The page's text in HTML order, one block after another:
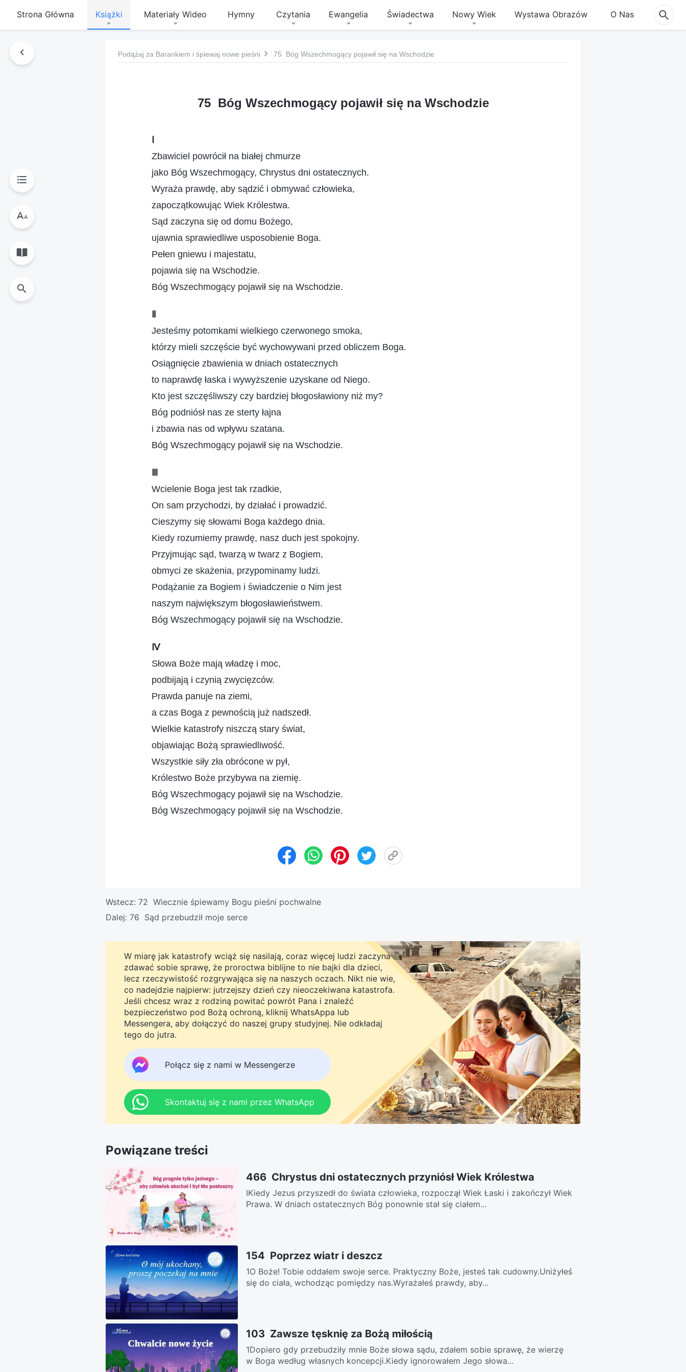
Strona Główna Książki Materiały Wideo Hymny Czytania Ewangelia Świadectwa Nowy Wiek Wystawa Obrazów O Nas
Podążaj za Barankiem i śpiewaj nowe pieśni 75 Bóg Wszechmogący pojawił się na Wschodzie
75 Bóg Wszechmogący pojawił się na Wschodzie
Zbawiciel powrócił na białej chmurze
jako Bóg Wszechmogący, Chrystus dni ostatecznych.
Wyraża prawdę, aby sądzić i obmywać człowieka,
zapoczątkowując Wiek Królestwa.
Sąd zaczyna się od domu Bożego,
ujawnia sprawiedliwe usposobienie Boga.
Pełen gniewu i majestatu,
pojawia się na Wschodzie.
Bóg Wszechmogący pojawił się na Wschodzie.
Jesteśmy potomkami wielkiego czerwonego smoka,
którzy mieli szczęście być wychowywani przed obliczem Boga.
Osiągnięcie zbawienia w dniach ostatecznych
to naprawdę łaska i wywyższenie uzyskane od Niego.
Kto jest szczęśliwszy czy bardziej błogosławiony niż my?
Bóg podniósł nas ze sterty łajna
i zbawia nas od wpływu szatana.
Bóg Wszechmogący pojawił się na Wschodzie.
Wcielenie Boga jest tak rzadkie,
On sam przychodzi, by działać i prowadzić.
Cieszymy się słowami Boga każdego dnia.
Kiedy rozumiemy prawdę, nasz duch jest spokojny.
Przyjmując sąd, twarzą w twarz z Bogiem,
obmyci ze skażenia, przypominamy ludzi.
Podążanie za Bogiem i świadczenie o Nim jest
naszym największym błogosławieństwem.
Bóg Wszechmogący pojawił się na Wschodzie.
Ⅳ
Słowa Boże mają władzę i moc,
podbijają i czynią zwycięzców.
Prawda panuje na ziemi,
a czas Boga z pewnością już nadszedł.
Wielkie katastrofy niszczą stary świat,
objawiając Bożą sprawiedliwość.
Wszystkie siły zła obrócone w pył,
Królestwo Boże przybywa na ziemię.
Bóg Wszechmogący pojawił się na Wschodzie.
Bóg Wszechmogący pojawił się na Wschodzie.
Wstecz: 72 Wiecznie śpiewamy Bogu pieśni pochwalne
Dalej: 76 Sąd przebudził moje serce
W miarę jak katastrofy wciąż się nasilają, coraz więcej ludzi zaczyna
zdawać sobie sprawę, że proroctwa biblijne to nie bajki dla dzieci,
lecz rzeczywistość rozgrywająca się na naszych oczach. Nikt nie wie,
co nadejdzie najpierw: jutrzejszy dzień czy nieoczekiwana katastrofa.
Jeśli chcesz wraz z rodziną powitać powrót Pana i znaleźć
bezpieczeństwo pod Bożą ochroną, kliknij WhatsAppa lub
Messengera, aby dołączyć do naszej grupy studyjnej. Nie odkładaj
tego do jutra.
Połącz się z nami w Messengerze
Skontaktuj się z nami przez WhatsApp
Powiązane treści
466 Chrystus dni ostatecznych przyniósł Wiek Królestwa
IKiedy Jezus przyszedł do świata człowieka, rozpoczął Wiek Łaski i zakończył Wiek
Prawa. W dniach ostatecznych Bóg ponownie stał się ciałem...
154 Poprzez wiatr i deszcz
1O Boże! Tobie oddałem swoje serce. Praktyczny Boże, jesteś tak cudowny.Uniżyłeś
się do ciała, wchodząc pomiędzy nas.Wyrażałeś prawdy, aby...
103 Zawsze tęsknię za Bożą miłością
1Dopiero gdy przebudziły mnie Boże słowa sądu, zdałem sobie sprawę, że wierzę
w Boga według własnych koncepcji.Kiedy ignorowałem Jego słowa...